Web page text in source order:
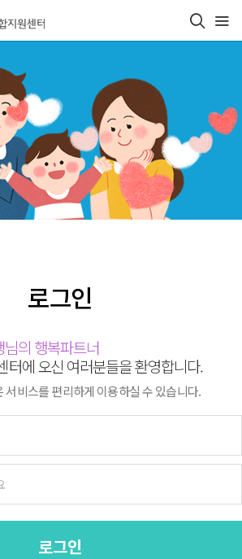
로그인
님의 행복파트너
터에 오신 여러분들을 환영합니다.
서비스를 편리하게 이용하실 수 있습니다.
로그인